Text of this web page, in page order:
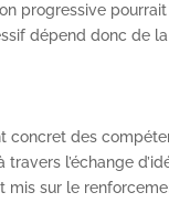
progressive pourrait
dépend donc de la
concret des
l’échange
mis sur le